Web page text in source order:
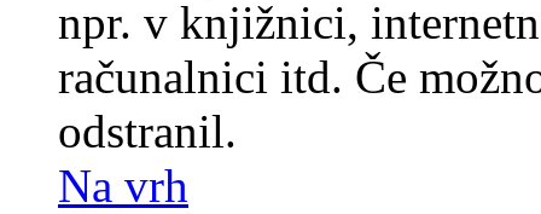
npr. v knjižnici,
računalnici itd. Če
odstranil.
Na vrh